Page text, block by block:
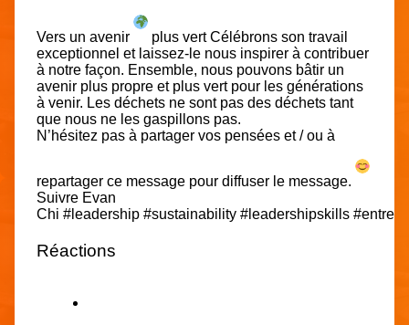
Vers un avenir
plus vert Célébrons son travail
exceptionnel et laissez-le nous inspirer à contribuer
à notre façon. Ensemble, nous pouvons bâtir un
avenir plus propre et plus vert pour les générations
à venir. Les déchets ne sont pas des déchets tant
que nous ne les gaspillons pas.
N’hésitez pas à partager vos pensées et / ou à
repartager ce message pour diffuser le message.
Suivre Evan
Chi #leadership #sustainability #leadershipskills
Réactions